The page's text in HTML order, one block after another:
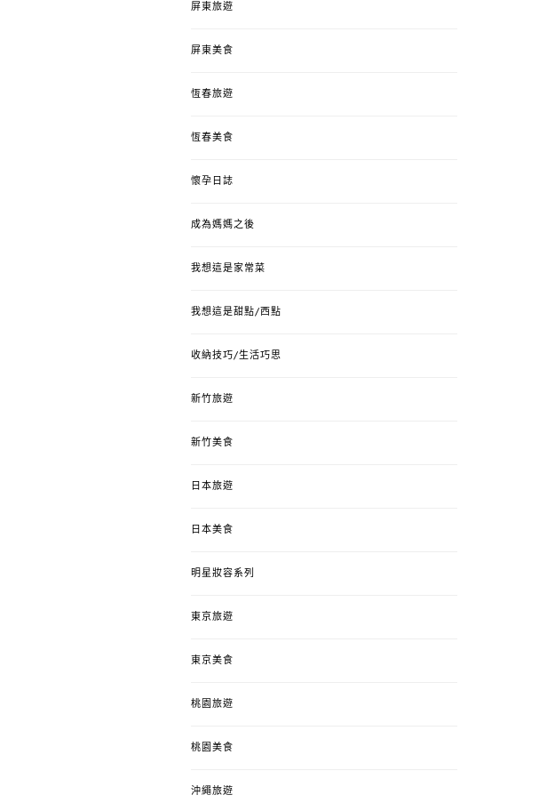
屏東旅遊
屏東美食
恆春旅遊
恆春美食
懷孕日誌
成為媽媽之後
我想這是家常菜
我想這是甜點/西點
收納技巧/生活巧思
新竹旅遊
新竹美食
日本旅遊
日本美食
明星妝容系列
東京旅遊
東京美食
桃園旅遊
桃園美食
沖繩旅遊